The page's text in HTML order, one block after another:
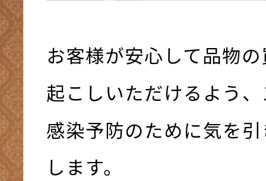
お客様が安心して品物
起こしいただけるよう
感染予防のために気を
します。